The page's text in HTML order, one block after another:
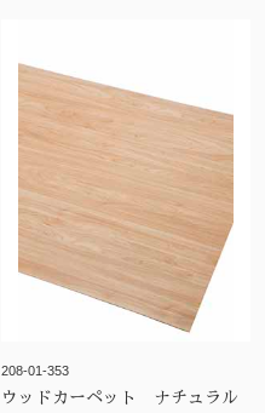
208-01-353
ウッドカーペット ナチュラル